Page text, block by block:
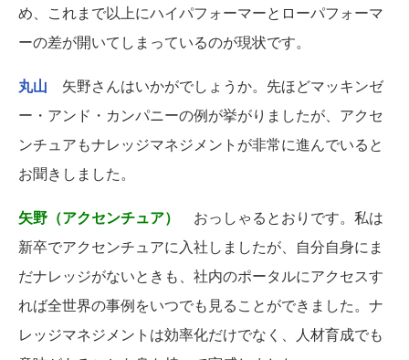
め、これまで以上にハイパフォーマーとローパフォーマ
ーの差が開いてしまっているのが現状です。
丸山 矢野さんはいかがでしょうか。先ほどマッキンゼ
ー・アンド・カンパニーの例が挙がりましたが、アクセ
ンチュアもナレッジマネジメントが非常に進んでいると
お聞きしました。
矢野（アクセンチュア）
おっしゃるとおりです。私は
新卒でアクセンチュアに入社しましたが、自分自身にま
だナレッジがないときも、社内のポータルにアクセスす
れば全世界の事例をいつでも見ることができました。ナ
レッジマネジメントは効率化だけでなく、人材育成でも